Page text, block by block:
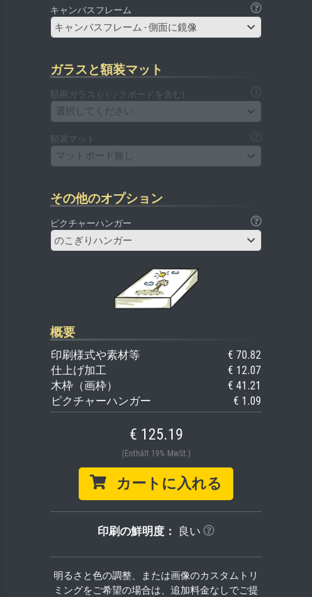
キャンバスフレーム
キャンバスフレーム - 側面に鏡像
ガラスと額装マット
額用ガラス (バックボードを含む)
選択してください
額装マット
マットボード無し
その他のオプション
ピクチャーハンガー
のこぎりハンガー
概要
印刷様式や素材等
€ 70.82
仕上げ加工
€ 12.07
木枠（画枠）
€ 41.21
ピクチャーハンガー
€ 1.09
€ 125.19
(Enthält 19% MwSt.)
カートに入れる
印刷の鮮明度： 良い
明るさと色の調整、または画像のカスタムトリ
ミングをご希望の場合は、追加料金なしでご提